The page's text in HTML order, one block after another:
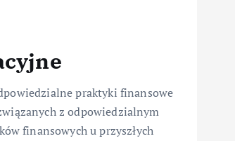
praktyki finansowe
z odpowiedzialnym
finansowych u przyszłych